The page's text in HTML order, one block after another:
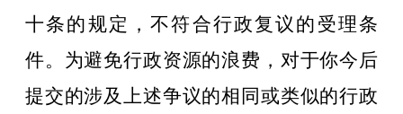
十条的规定，不符合行政复议的受理条
件。为避免行政资源的浪费，对于你今后
提交的涉及上述争议的相同或类似的行政